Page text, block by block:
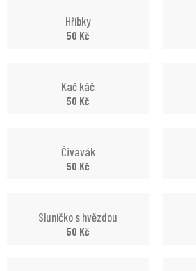
Hříbky
50 Kč
Kač káč
50 Kč
Čivavák
50 Kč
Sluníčko s hvězdou
50 Kč